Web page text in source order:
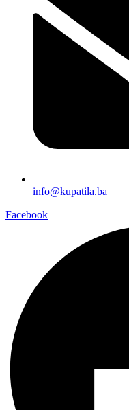
info@kupatila.ba
Facebook